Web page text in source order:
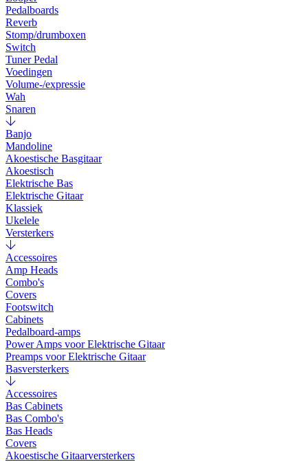
Pedalboards
Reverb
Stomp/drumboxen
Switch
Tuner Pedal
Voedingen
Volume-/expressie
Wah
Snaren
Banjo
Mandoline
Akoestische Basgitaar
Akoestisch
Elektrische Bas
Elektrische Gitaar
Klassiek
Ukelele
Versterkers
Accessoires
Amp Heads
Combo's
Covers
Footswitch
Cabinets
Pedalboard-amps
Power Amps voor Elektrische Gitaar
Preamps voor Elektrische Gitaar
Basversterkers
Accessoires
Bas Cabinets
Bas Combo's
Bas Heads
Covers
Akoestische Gitaarversterkers